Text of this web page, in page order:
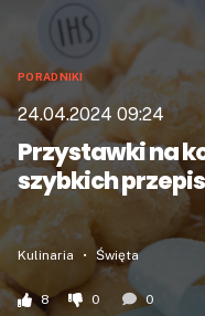
PORADNIKI
24.04.2024 09:24
Przystawki na
szybkich
Kulinaria Święta
8 0 0